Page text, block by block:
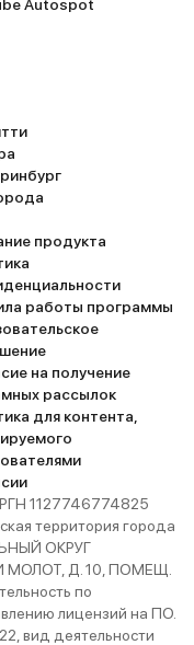
предназначен для
не стоит. Кожаный
стала чуть более
Нравится климат-
мультимедиа. Общий
комфорта на пять с
при этом постепенно
некоторые
существенный из ни, на
взгляд – это руль. Он
гораздо тяжелее. Ну и
салоне весьма
при явно улучшенном
Расход топлива за
зависимости от
самой дороги
до 17 литров на 100 км,
экономичным
назвать нельзя. Это
только топлива, но и
сопутствующих:
расходников, ремонта.
за год мне ничего
Autospot
продукта
работы программы
на получение
рассылок
для контента,
1127746774825
территория города
ОКРУГ
Д. 10, ПОМЕЩ.
по
лицензий на ПО.
вид деятельности